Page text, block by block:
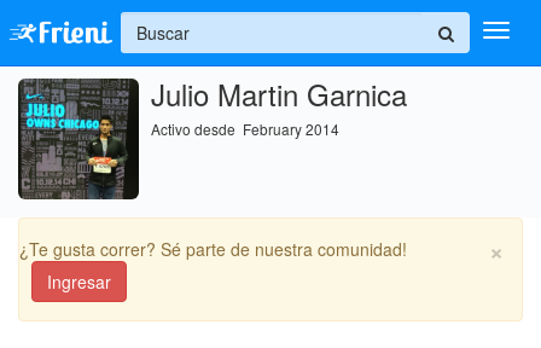
Ingresar
Inicio
Ayuda
+
Julio Martin Garnica
Activo desde February 2014
×
¿Te gusta correr? Sé parte de nuestra comunidad!
Ingresar